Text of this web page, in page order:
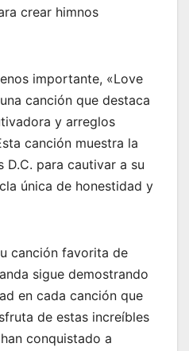
crear himnos
importante, «Love
canción que destaca
y arreglos
canción muestra la
D.C. para cautivar a su
única de honestidad y
canción favorita de
sigue demostrando
en cada canción que
de estas increíbles
conquistado a